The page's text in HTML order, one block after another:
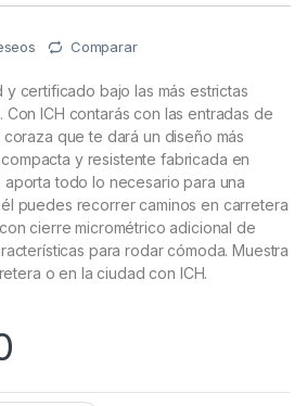
Comparar
certificado bajo las más estrictas
ICH contarás con las entradas de
que te dará un diseño más
y resistente fabricada en
aporta todo lo necesario para una
puedes recorrer caminos en carretera
cierre micrométrico adicional de
para rodar cómoda. Muestra
o en la ciudad con ICH.